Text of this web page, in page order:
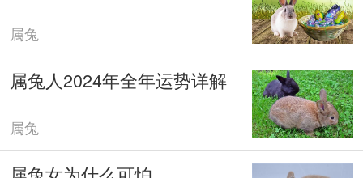
属兔
属兔人2024年全年运势详解
属兔